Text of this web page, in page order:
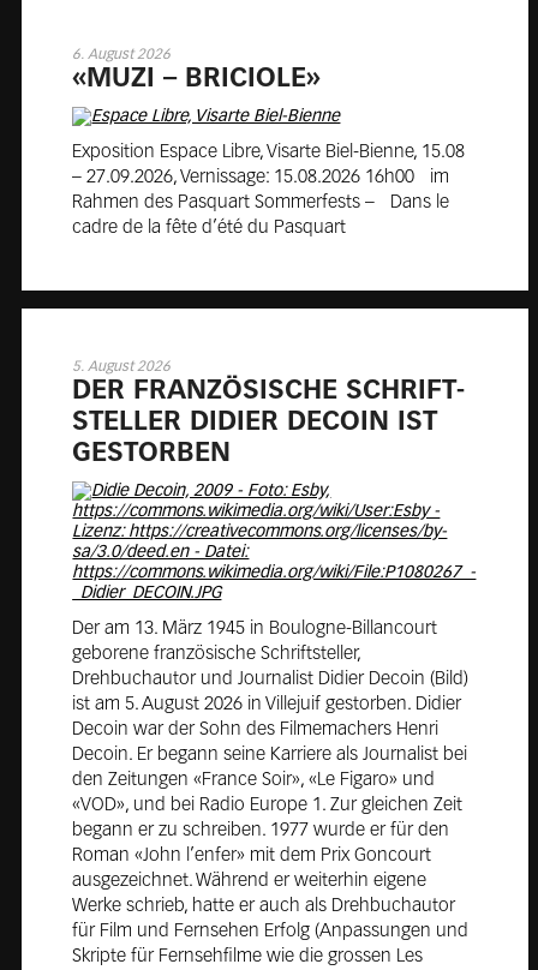
6. August 2026
«MUZI – BRI­CIO­LE»
Exposition Espace Libre, Visarte Biel-Bienne, 15.08
– 27.09.2026, Vernissage: 15.08.2026 16h00 im
Rahmen des Pasquart Sommerfests – Dans le
cadre de la fête d’été du Pasquart
5. August 2026
DER FRAN­ZÖ­SI­SCHE SCHRIFT­
STEL­LER DI­DIER DE­CO­IN IST
GE­STOR­BEN
Der am 13. März 1945 in Boulogne-Billancourt
geborene französische Schriftsteller,
Drehbuchautor und Journalist Didier Decoin (Bild)
ist am 5. August 2026 in Villejuif gestorben. Didier
Decoin war der Sohn des Filmemachers Henri
Decoin. Er begann seine Karriere als Journalist bei
den Zeitungen «France Soir», «Le Figaro» und
«VOD», und bei Radio Europe 1. Zur gleichen Zeit
begann er zu schreiben. 1977 wurde er für den
Roman «John l’enfer» mit dem Prix Goncourt
ausgezeichnet. Während er weiterhin eigene
Werke schrieb, hatte er auch als Drehbuchautor
für Film und Fernsehen Erfolg (Anpassungen und
Skripte für Fernsehfilme wie die grossen Les